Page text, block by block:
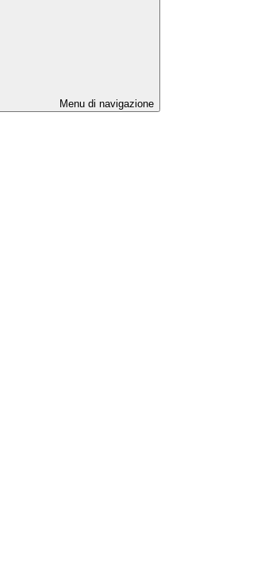
Menu di navigazione